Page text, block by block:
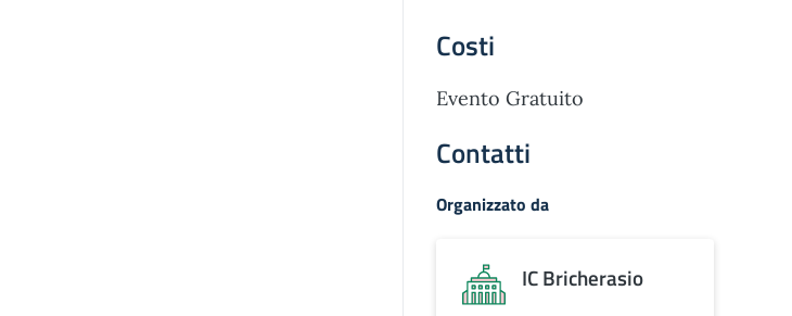
Costi
Evento Gratuito
Contatti
Organizzato da
IC Bricherasio